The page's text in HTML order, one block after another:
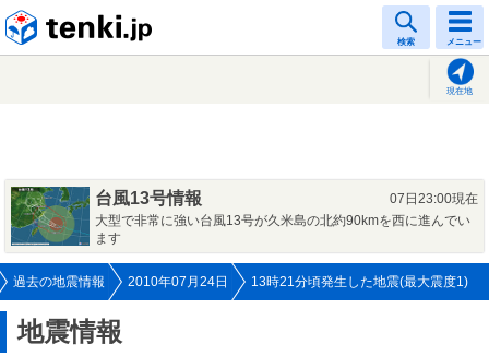
検索 メニュー
現在地
台風13号情報
07日23:00現在
大型で非常に強い台風13号が久米島の北約90kmを西に進んでい
ます
過去の地震情報 2010年07月24日 13時21分頃発生した地震(最大震度1)
地震情報